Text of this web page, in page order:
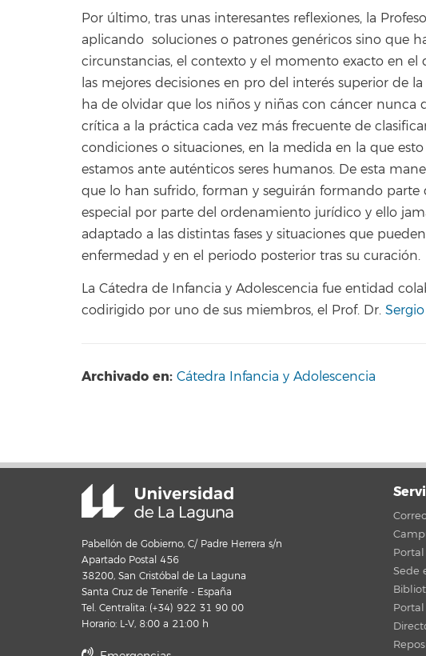
Por último, tras unas interesantes reflexiones, la
aplicando soluciones o patrones genéricos sino que
circunstancias, el contexto y el momento exacto en el
las mejores decisiones en pro del interés superior de
ha de olvidar que los niños y niñas con cáncer nunca
crítica a la práctica cada vez más frecuente de
condiciones o situaciones, en la medida en la que
estamos ante auténticos seres humanos. De esta
que lo han sufrido, forman y seguirán formando
especial por parte del ordenamiento jurídico y ello
adaptado a las distintas fases y situaciones que
enfermedad y en el periodo posterior tras su curación.
La Cátedra de Infancia y Adolescencia fue entidad
codirigido por uno de sus miembros, el Prof. Dr.
Archivado en: Cátedra Infancia y Adolescencia
Pabellón de Gobierno, C/ Padre Herrera s/n
Apartado Postal 456
38200, San Cristóbal de La Laguna
Santa Cruz de Tenerife - España
Tel. Centralita: (+34) 922 31 90 00
Horario: L-V, 8:00 a 21:00 h
Portal
Sede